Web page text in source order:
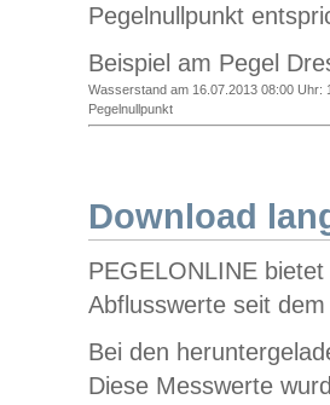
Pegelnullpunkt
Beispiel am Pegel
Wasserstand am 16.07.2013 08:00 Uhr:
Pegelnullpunkt
Download
PEGELONLINE
Abflusswerte seit
Bei den
Diese Messwerte